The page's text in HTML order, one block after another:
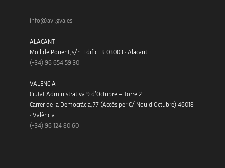
info@avi.gva.es
ALACANT
Moll de Ponent, s/n. Edifici B. 03003 · Alacant
(+34) 96 654 59 30
VALENCIA
Ciutat Administrativa 9 d’Octubre – Torre 2
Carrer de la Democràcia, 77 (Accés per C/ Nou d’Octubre) 46018
· València
(+34) 96 124 80 60